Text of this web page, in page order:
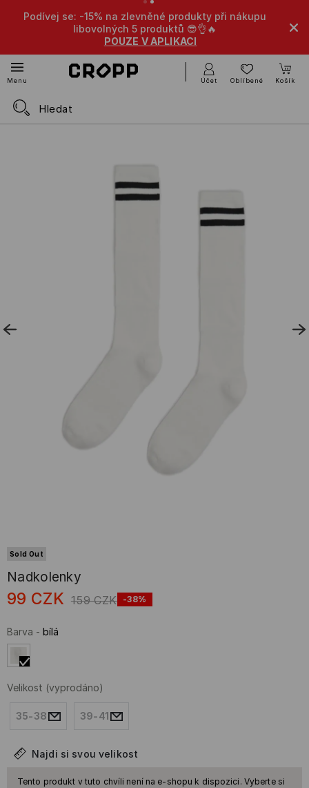
Podívej se: -15% na zlevněné produkty při nákupu
libovolných 5 produktů 😎👌🔥
POUZE V APLIKACI
Menu Účet Oblíbené Košík
Sold Out
Nadkolenky
99 CZK 159 CZK -38%
Barva - bílá
Velikost (vyprodáno)
35-38 39-41
Najdi si svou velikost
Tento produkt v tuto chvíli není na e-shopu k dispozici. Vyberte si